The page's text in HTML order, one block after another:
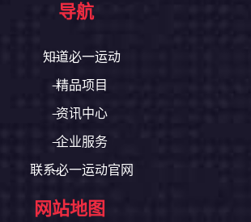
导航
知道必一运动
精品项目
资讯中心
企业服务
联系必一运动官网
网站地图